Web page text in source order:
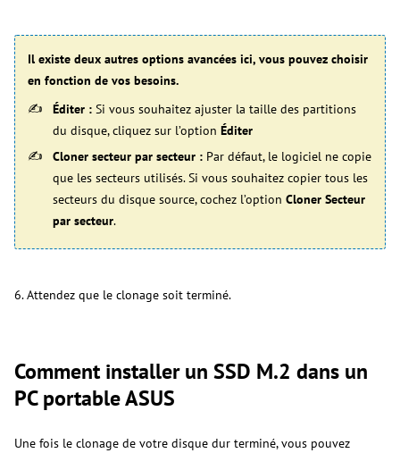
Il existe deux autres options avancées ici, vous pouvez choisir
en fonction de vos besoins.
Éditer : Si vous souhaitez ajuster la taille des partitions
du disque, cliquez sur l’option Éditer
Cloner secteur par secteur : Par défaut, le logiciel ne copie
que les secteurs utilisés. Si vous souhaitez copier tous les
secteurs du disque source, cochez l’option Cloner Secteur
par secteur.
6. Attendez que le clonage soit terminé.
Comment installer un SSD M.2 dans un
PC portable ASUS
Une fois le clonage de votre disque dur terminé, vous pouvez